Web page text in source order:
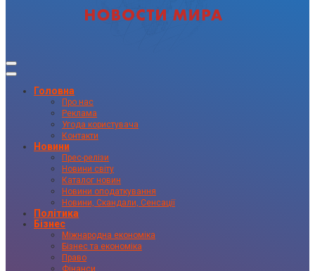
Головна
Про нас
Реклама
Угода користувача
Контакти
Новини
Прес-релізи
Новини світу
Каталог новин
Новини оподаткування
Новини, Скандали, Сенсації
Політика
Бізнес
Міжнародна економіка
Бізнес та економіка
Право
Фінанси